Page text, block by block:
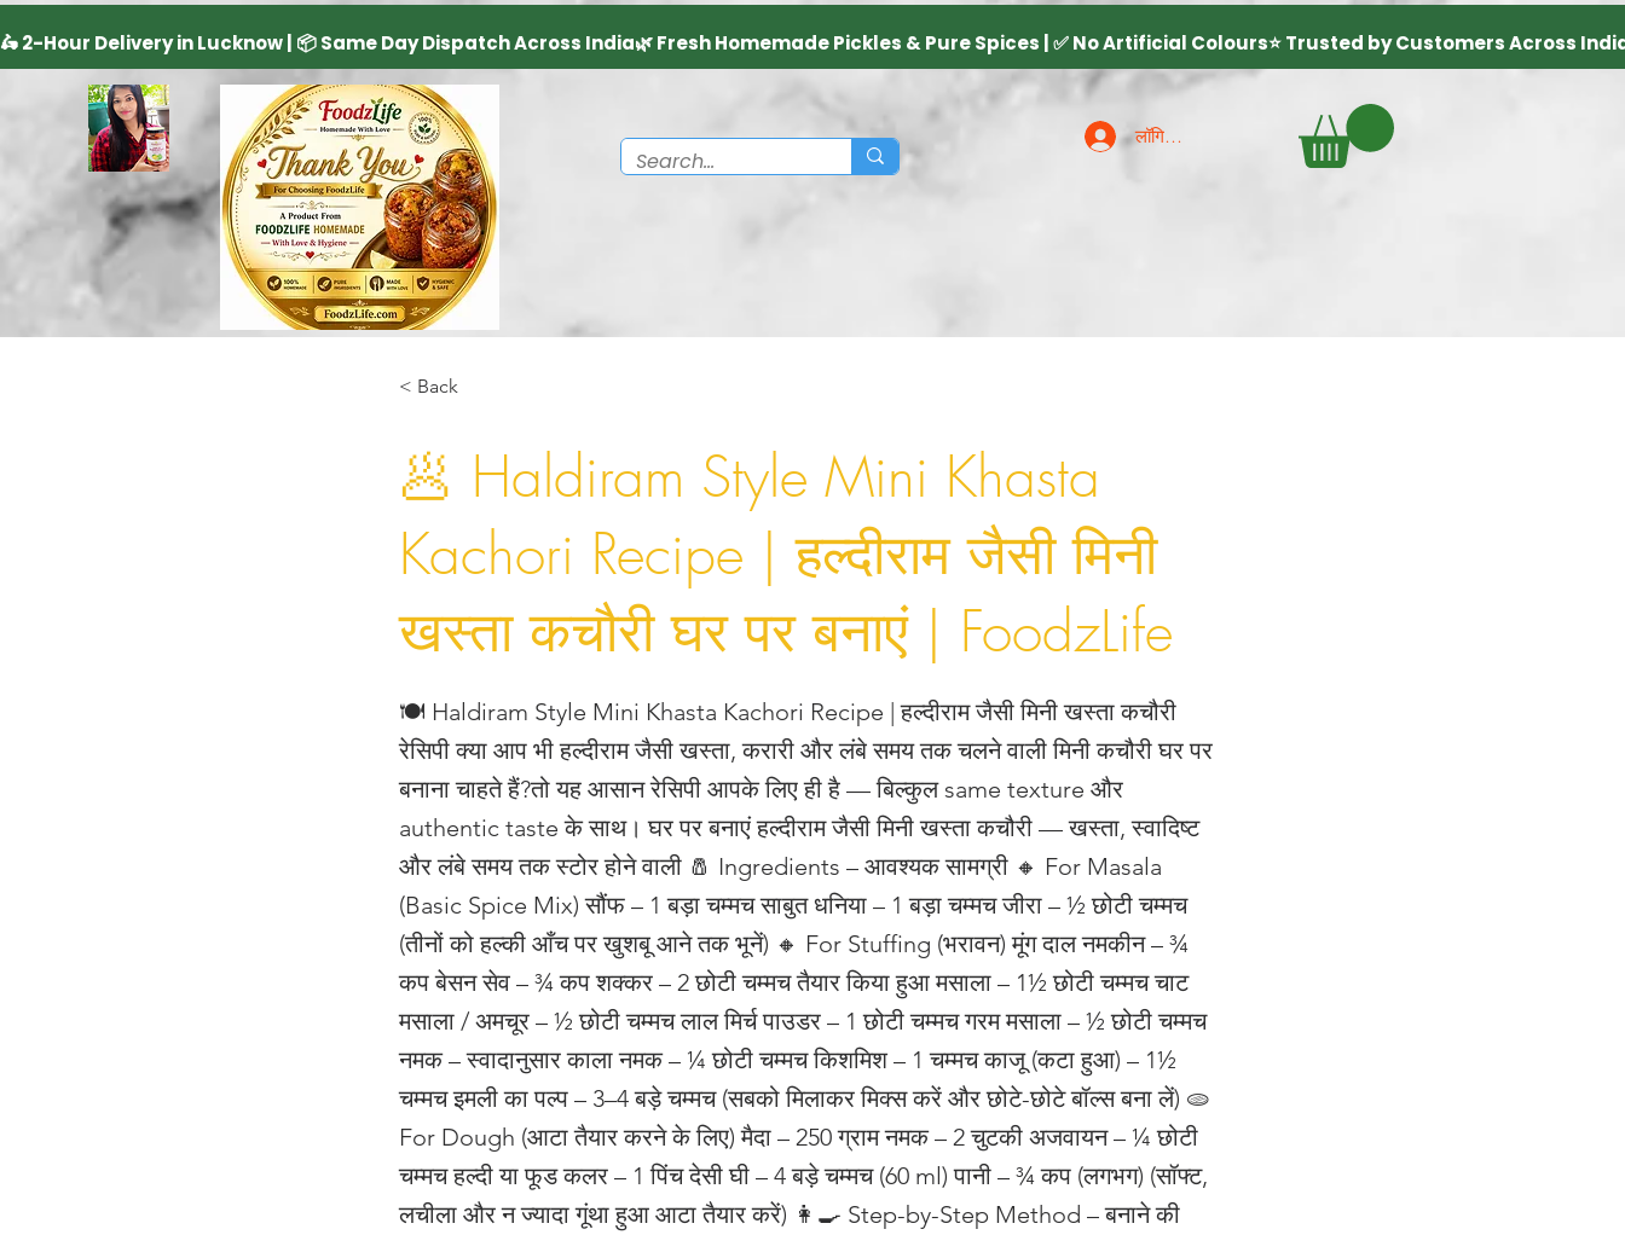
लॉगिन करें
< Back
🥟 Haldiram Style Mini Khasta
Kachori Recipe | हल्दीराम जैसी मिनी
खस्ता कचौरी घर पर बनाएं | FoodzLife
🍽️ Haldiram Style Mini Khasta Kachori Recipe | हल्दीराम जैसी मिनी खस्ता कचौरी
रेसिपी क्या आप भी हल्दीराम जैसी खस्ता, करारी और लंबे समय तक चलने वाली मिनी कचौरी घर पर
बनाना चाहते हैं?तो यह आसान रेसिपी आपके लिए ही है — बिल्कुल same texture और
authentic taste के साथ। घर पर बनाएं हल्दीराम जैसी मिनी खस्ता कचौरी — खस्ता, स्वादिष्ट
और लंबे समय तक स्टोर होने वाली 🧂 Ingredients – आवश्यक सामग्री 🔸 For Masala
(Basic Spice Mix) सौंफ – 1 बड़ा चम्मच साबुत धनिया – 1 बड़ा चम्मच जीरा – ½ छोटी चम्मच
(तीनों को हल्की आँच पर खुशबू आने तक भूनें) 🔸 For Stuffing (भरावन) मूंग दाल नमकीन – ¾
कप बेसन सेव – ¾ कप शक्कर – 2 छोटी चम्मच तैयार किया हुआ मसाला – 1½ छोटी चम्मच चाट
मसाला / अमचूर – ½ छोटी चम्मच लाल मिर्च पाउडर – 1 छोटी चम्मच गरम मसाला – ½ छोटी चम्मच
नमक – स्वादानुसार काला नमक – ¼ छोटी चम्मच किशमिश – 1 चम्मच काजू (कटा हुआ) – 1½
चम्मच इमली का पल्प – 3–4 बड़े चम्मच (सबको मिलाकर मिक्स करें और छोटे-छोटे बॉल्स बना लें) 🫓
For Dough (आटा तैयार करने के लिए) मैदा – 250 ग्राम नमक – 2 चुटकी अजवायन – ¼ छोटी
चम्मच हल्दी या फूड कलर – 1 पिंच देसी घी – 4 बड़े चम्मच (60 ml) पानी – ¾ कप (लगभग) (सॉफ्ट,
लचीला और न ज्यादा गूंथा हुआ आटा तैयार करें) 👩‍🍳 Step-by-Step Method – बनाने की